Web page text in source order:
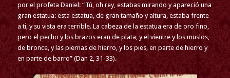
por el profeta Daniel: “Tú, oh rey, estabas mirando y apareció una
gran estatua: esta estatua, de gran tamaño y altura, estaba frente
a ti, y su vista era terrible. La cabeza de la estatua era de oro fino,
pero el pecho y los brazos eran de plata, y el vientre y los muslos,
de bronce, y las piernas de hierro, y los pies, en parte de hierro y
en parte de barro” (Dan 2, 31-33).